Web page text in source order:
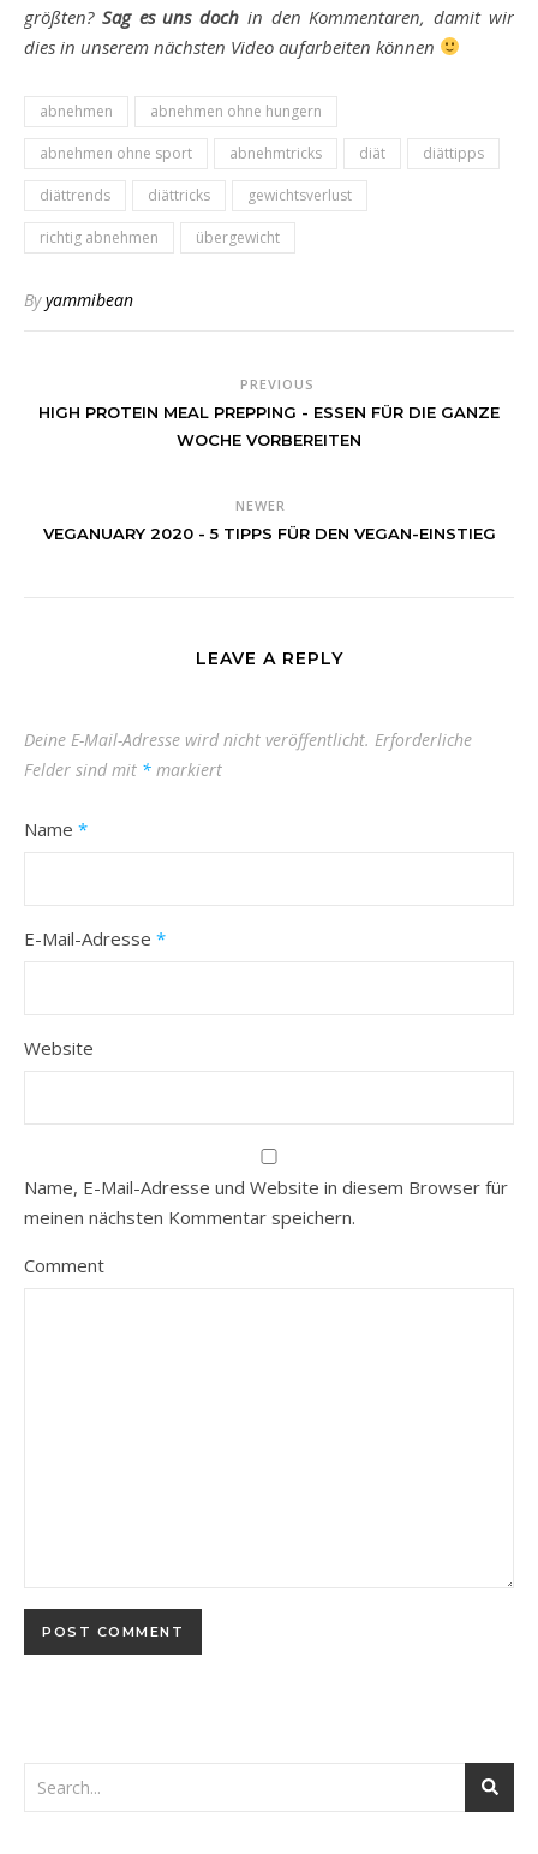
größten? Sag es uns doch in den Kommentaren, damit wir
dies in unserem nächsten Video aufarbeiten können
abnehmen abnehmen ohne hungern
abnehmen ohne sport abnehmtricks diät diättipps
diättrends diättricks gewichtsverlust
richtig abnehmen übergewicht
Byyammibean
PREVIOUS
HIGH PROTEIN MEAL PREPPING - ESSEN FÜR DIE GANZE
WOCHE VORBEREITEN
NEWER
VEGANUARY 2020 - 5 TIPPS FÜR DEN VEGAN-EINSTIEG
LEAVE A REPLY
Deine E-Mail-Adresse wird nicht veröffentlicht. Erforderliche
Felder sind mit * markiert
Name *
E-Mail-Adresse *
Website
Name, E-Mail-Adresse und Website in diesem Browser für
meinen nächsten Kommentar speichern.
Comment